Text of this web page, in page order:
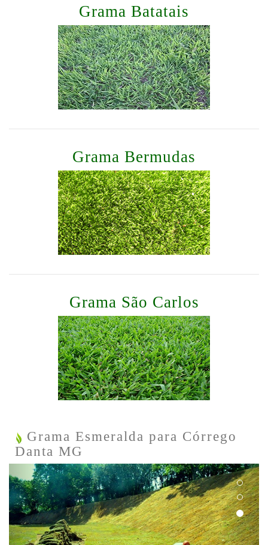
Grama Batatais
Grama Bermudas
Grama São Carlos
Grama Esmeralda para Córrego
Danta MG
Previous Next